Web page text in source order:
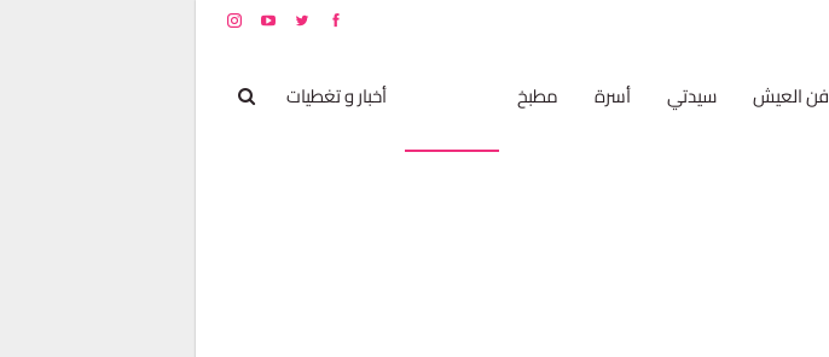
فن العيش سيدتي أسرة مطبخ أخبار و تغطيات